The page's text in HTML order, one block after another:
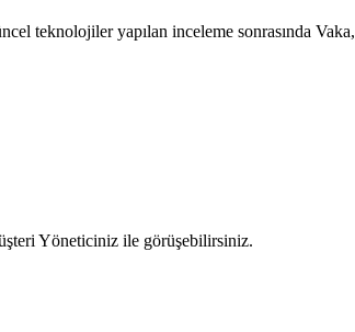
teknolojiler yapılan inceleme sonrasında Vaka,
Yöneticiniz ile görüşebilirsiniz.